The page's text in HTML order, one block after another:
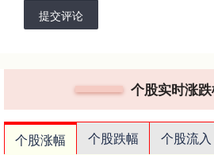
提交评论
个股实时涨
个股涨幅 个股跌幅 个股流入